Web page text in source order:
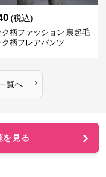
(税込)
柄ファッション 裏起毛
柄フレアパンツ
覧へ ›
を見る